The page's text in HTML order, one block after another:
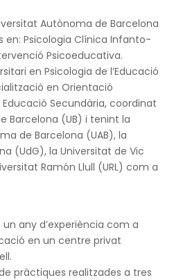
Autònoma de Barcelona
en: Psicologia Clínica Infanto-
Psicoeducativa.
en Psicologia de l’Educació
en Orientació
Secundària, coordinat
Barcelona (UB) i tenint la
de Barcelona (UAB), la
(UdG), la Universitat de Vic
Ramón Llull (URL) com a
any d’experiència com a
en un centre privat
pràctiques realitzades a tres